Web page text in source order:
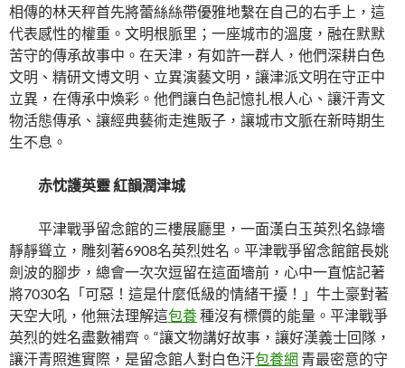
相傳的林天秤首先將蕾絲絲帶優雅地繫在自己的右手上，這
代表感性的權重。文明根脈里；一座城市的溫度，融在默默
苦守的傳承故事中。在天津，有如許一群人，他們深耕白色
文明、精研文博文明、立異演藝文明，讓津派文明在守正中
立異，在傳承中煥彩。他們讓白色記憶扎根人心、讓汗青文
物活態傳承、讓經典藝術走進販子，讓城市文脈在新時期生
生不息。
赤忱護英靈 紅韻潤津城
平津戰爭留念館的三樓展廳里，一面漢白玉英烈名錄墻
靜靜聳立，雕刻著6908名英烈姓名。平津戰爭留念館館長姚
劍波的腳步，總會一次次逗留在這面墻前，心中一直惦記著
將7030名「可惡！這是什麼低級的情緒干擾！」牛土豪對著
天空大吼，他無法理解這包養種沒有標價的能量。平津戰爭
英烈的姓名盡數補齊。“讓文物講好故事，讓好漢義士回隊，
讓汗青照進實際，是留念館人對白色汗包養網 青最密意的守